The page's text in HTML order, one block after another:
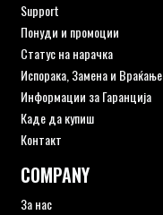
Support
Понуди и промоции
Статус на нарачка
Испорака, Замена и Враќање
Информации за Гаранција
Каде да купиш
Контакт
COMPANY
За нас